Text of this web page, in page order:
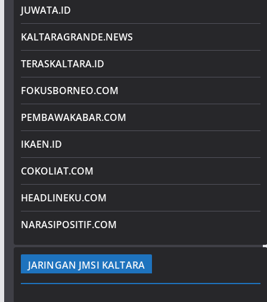
JUWATA.ID
KALTARAGRANDE.NEWS
TERASKALTARA.ID
FOKUSBORNEO.COM
PEMBAWAKABAR.COM
IKAEN.ID
COKOLIAT.COM
HEADLINEKU.COM
NARASIPOSITIF.COM
JARINGAN JMSI KALTARA